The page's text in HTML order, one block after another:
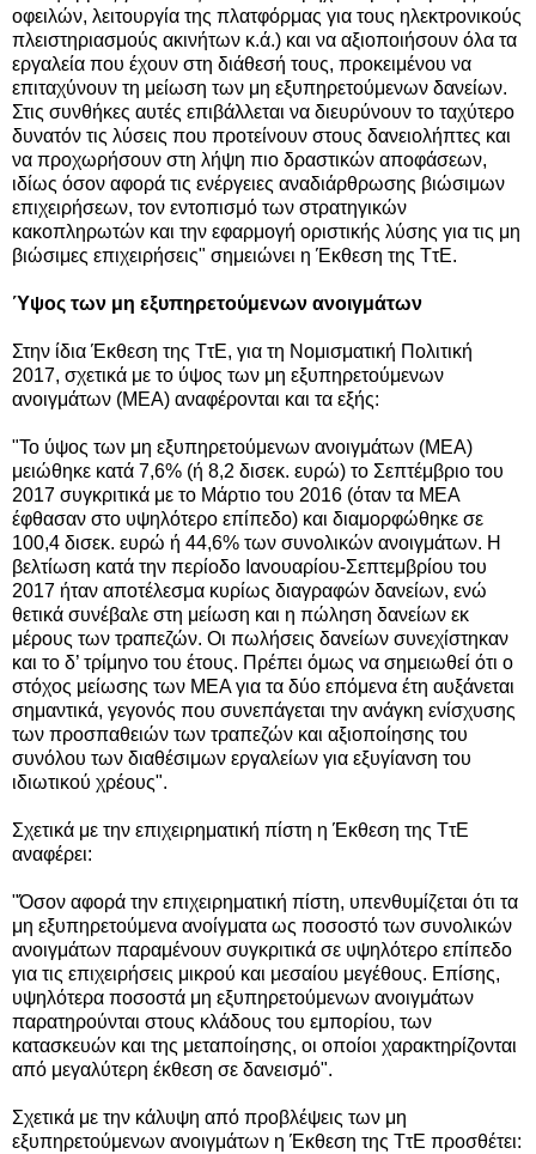
οφειλών, λειτουργία της πλατφόρμας για τους ηλεκτρονικούς
πλειστηριασμούς ακινήτων κ.ά.) και να αξιοποιήσουν όλα τα
εργαλεία που έχουν στη διάθεσή τους, προκειμένου να
επιταχύνουν τη μείωση των μη εξυπηρετούμενων δανείων.
Στις συνθήκες αυτές επιβάλλεται να διευρύνουν το ταχύτερο
δυνατόν τις λύσεις που προτείνουν στους δανειολήπτες και
να προχωρήσουν στη λήψη πιο δραστικών αποφάσεων,
ιδίως όσον αφορά τις ενέργειες αναδιάρθρωσης βιώσιμων
επιχειρήσεων, τον εντοπισμό των στρατηγικών
κακοπληρωτών και την εφαρμογή οριστικής λύσης για τις μη
βιώσιμες επιχειρήσεις" σημειώνει η Έκθεση της ΤτΕ.
Ύψος των μη εξυπηρετούμενων ανοιγμάτων
Στην ίδια Έκθεση της ΤτΕ, για τη Νομισματική Πολιτική
2017, σχετικά με το ύψος των μη εξυπηρετούμενων
ανοιγμάτων (ΜΕΑ) αναφέρονται και τα εξής:
"Το ύψος των μη εξυπηρετούμενων ανοιγμάτων (ΜΕΑ)
μειώθηκε κατά 7,6% (ή 8,2 δισεκ. ευρώ) το Σεπτέμβριο του
2017 συγκριτικά με το Μάρτιο του 2016 (όταν τα ΜΕΑ
έφθασαν στο υψηλότερο επίπεδο) και διαμορφώθηκε σε
100,4 δισεκ. ευρώ ή 44,6% των συνολικών ανοιγμάτων. Η
βελτίωση κατά την περίοδο Ιανουαρίου-Σεπτεμβρίου του
2017 ήταν αποτέλεσμα κυρίως διαγραφών δανείων, ενώ
θετικά συνέβαλε στη μείωση και η πώληση δανείων εκ
μέρους των τραπεζών. Οι πωλήσεις δανείων συνεχίστηκαν
και το δ’ τρίμηνο του έτους. Πρέπει όμως να σημειωθεί ότι ο
στόχος μείωσης των ΜΕΑ για τα δύο επόμενα έτη αυξάνεται
σημαντικά, γεγονός που συνεπάγεται την ανάγκη ενίσχυσης
των προσπαθειών των τραπεζών και αξιοποίησης του
συνόλου των διαθέσιμων εργαλείων για εξυγίανση του
ιδιωτικού χρέους".
Σχετικά με την επιχειρηματική πίστη η Έκθεση της ΤτΕ
αναφέρει:
"Όσον αφορά την επιχειρηματική πίστη, υπενθυμίζεται ότι τα
μη εξυπηρετούμενα ανοίγματα ως ποσοστό των συνολικών
ανοιγμάτων παραμένουν συγκριτικά σε υψηλότερο επίπεδο
για τις επιχειρήσεις μικρού και μεσαίου μεγέθους. Επίσης,
υψηλότερα ποσοστά μη εξυπηρετούμενων ανοιγμάτων
παρατηρούνται στους κλάδους του εμπορίου, των
κατασκευών και της μεταποίησης, οι οποίοι χαρακτηρίζονται
από μεγαλύτερη έκθεση σε δανεισμό".
Σχετικά με την κάλυψη από προβλέψεις των μη
εξυπηρετούμενων ανοιγμάτων η Έκθεση της ΤτΕ προσθέτει: